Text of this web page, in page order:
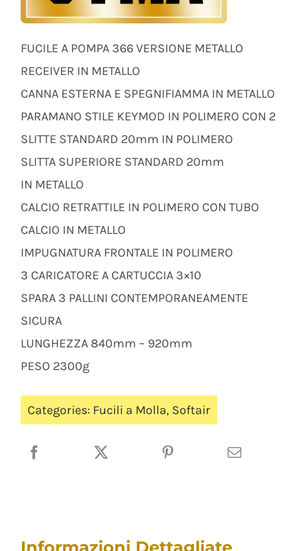
FUCILE A POMPA 366 VERSIONE METALLO
RECEIVER IN METALLO
CANNA ESTERNA E SPEGNIFIAMMA IN METALLO
PARAMANO STILE KEYMOD IN POLIMERO CON 2
SLITTE STANDARD 20mm IN POLIMERO
SLITTA SUPERIORE STANDARD 20mm
IN METALLO
CALCIO RETRATTILE IN POLIMERO CON TUBO
CALCIO IN METALLO
IMPUGNATURA FRONTALE IN POLIMERO
3 CARICATORE A CARTUCCIA 3×10
SPARA 3 PALLINI CONTEMPORANEAMENTE
SICURA
LUNGHEZZA 840mm – 920mm
PESO 2300g
Categories: Fucili a Molla, Softair